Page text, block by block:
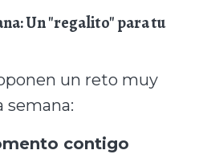
Un "regalito" para tu
un reto muy
semana:
contigo